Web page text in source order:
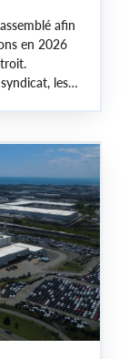
afin
en 2026
les
de
emplois et